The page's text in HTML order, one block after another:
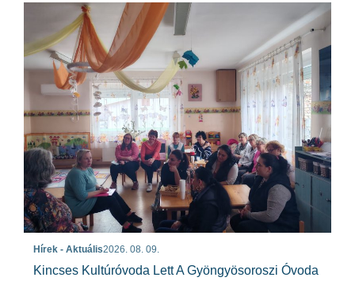
Hírek - Aktuális2026. 08. 09.
Kincses Kultúróvoda Lett A Gyöngyösoroszi Óvoda